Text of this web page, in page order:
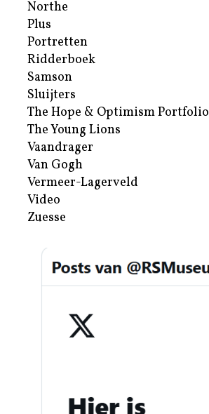
Northe
Plus
Portretten
Ridderboek
Samson
Sluijters
The Hope & Optimism Portfolio
The Young Lions
Vaandrager
Van Gogh
Vermeer-Lagerveld
Video
Zuesse